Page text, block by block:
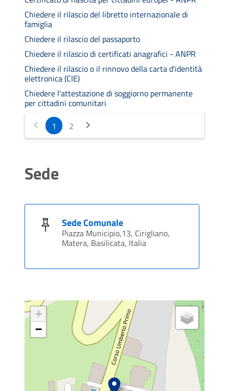
Chiedere il rilascio del libretto internazionale di
famiglia
Chiedere il rilascio del passaporto
Chiedere il rilascio di certificati anagrafici - ANPR
Chiedere il rilascio o il rinnovo della carta d'identità
elettronica (CIE)
Chiedere l'attestazione di soggiorno permanente
per cittadini comunitari
1
2
Sede
Sede Comunale
Piazza Municipio,13, Cirigliano,
Matera, Basilicata, Italia
+
−